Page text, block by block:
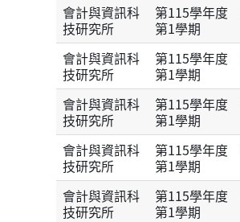
會計與資訊科
技研究所
第115學年度
第1學期
會計與資訊科
技研究所
第115學年度
第1學期
會計與資訊科
技研究所
第115學年度
第1學期
會計與資訊科
技研究所
第115學年度
第1學期
會計與資訊科
技研究所
第115學年度
第1學期